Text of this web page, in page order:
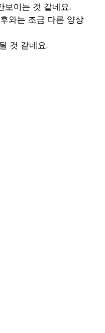
보이는 것 같네요.
와는 조금 다른 양상
것 같네요.